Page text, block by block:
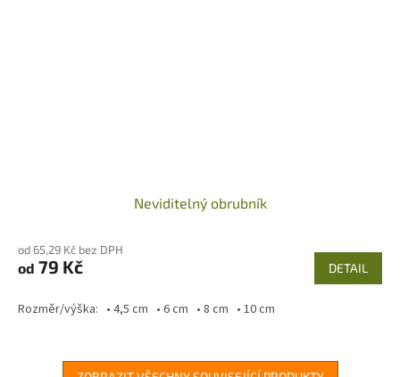
Neviditelný obrubník
od 65,29 Kč bez DPH
od 79 Kč DETAIL
Rozměr/výška: • 4,5 cm • 6 cm • 8 cm • 10 cm